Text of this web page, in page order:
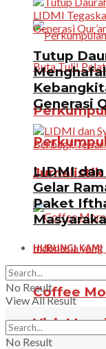
Jurnalistik
Coffee
Visi,
Tutup
Generasi
LIDMI dan
Gelar
Paket
HUBUNGI KAMI
No Result
View All Result
No Result